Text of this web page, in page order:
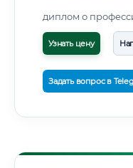
диплом о
Узнать цену
Задать вопрос в